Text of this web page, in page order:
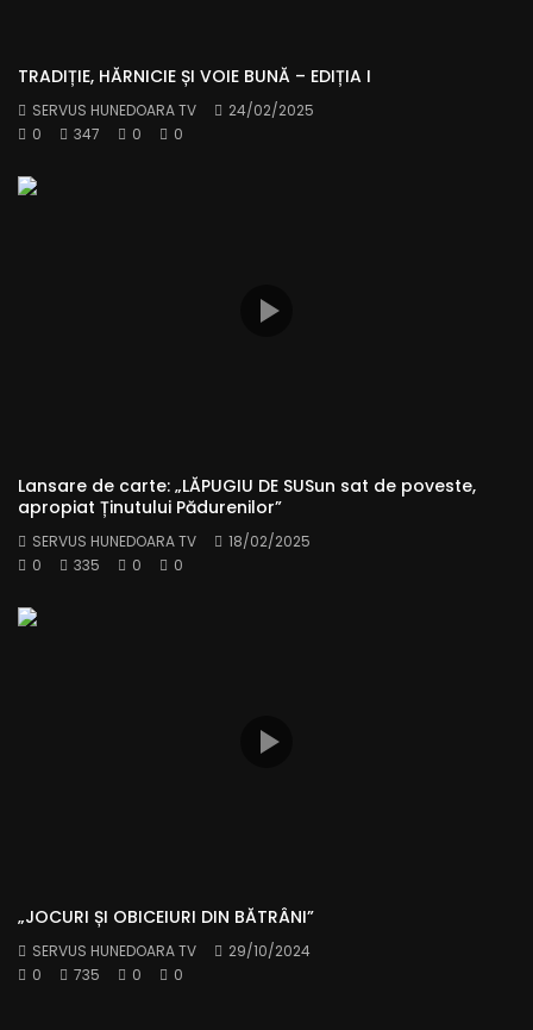
TRADIȚIE, HĂRNICIE ȘI VOIE BUNĂ – EDIȚIA I
SERVUS HUNEDOARA TV
24/02/2025
0
347 0 0
Lansare de carte: „LĂPUGIU DE SUSun sat de poveste,
apropiat Ținutului Pădurenilor”
SERVUS HUNEDOARA TV
18/02/2025
0
335 0 0
„JOCURI ȘI OBICEIURI DIN BĂTRÂNI”
SERVUS HUNEDOARA TV
29/10/2024
0
735 0 0